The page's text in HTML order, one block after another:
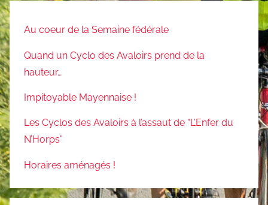
Au coeur de la Semaine fédérale
Quand un Cyclo des Avaloirs prend de la
hauteur…
Impitoyable Mayennaise !
Les Cyclos des Avaloirs à l’assaut de “L’Enfer du
N’Horps”
Horaires aménagés !